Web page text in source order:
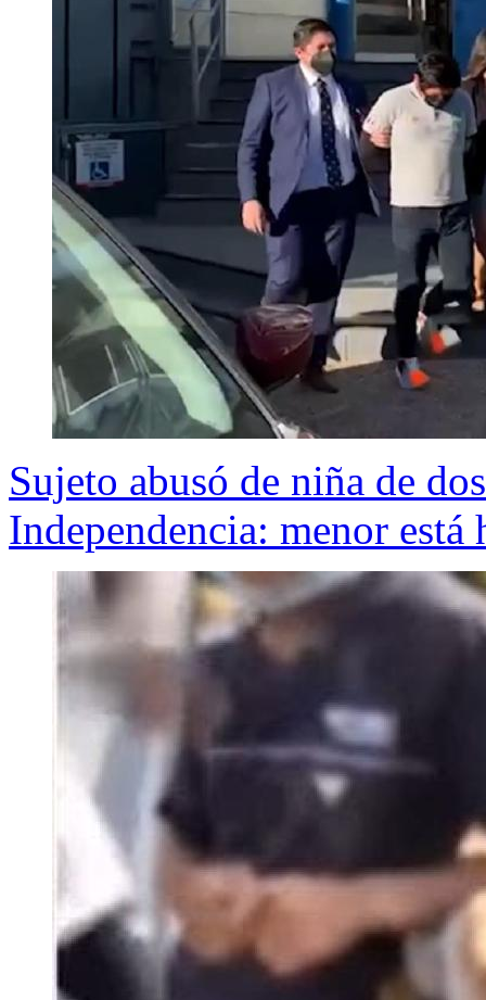
Sujeto abusó de niña de
Independencia: menor está